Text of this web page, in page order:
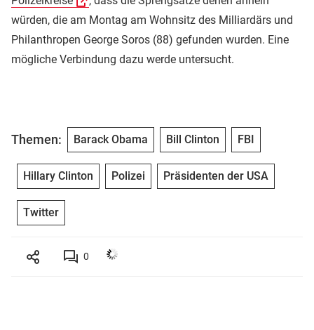
würden, die am Montag am Wohnsitz des Milliardärs und
Philanthropen George Soros (88) gefunden wurden. Eine
mögliche Verbindung dazu werde untersucht.
Themen: Barack Obama Bill Clinton FBI
Hillary Clinton Polizei Präsidenten der USA
Twitter
0